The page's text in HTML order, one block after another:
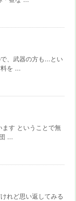
、武器の方も...とい
を ...
す ということで無
...
れど思い返してみる